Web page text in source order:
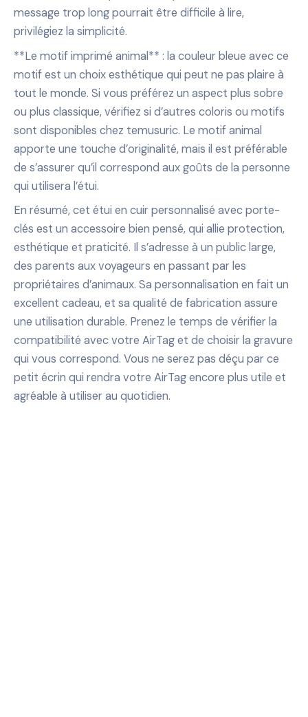
message trop long pourrait être difficile à lire,
privilégiez la simplicité.
**Le motif imprimé animal** : la couleur bleue avec ce
motif est un choix esthétique qui peut ne pas plaire à
tout le monde. Si vous préférez un aspect plus sobre
ou plus classique, vérifiez si d’autres coloris ou motifs
sont disponibles chez temusuric. Le motif animal
apporte une touche d’originalité, mais il est préférable
de s’assurer qu’il correspond aux goûts de la personne
qui utilisera l’étui.
En résumé, cet étui en cuir personnalisé avec porte-
clés est un accessoire bien pensé, qui allie protection,
esthétique et praticité. Il s’adresse à un public large,
des parents aux voyageurs en passant par les
propriétaires d’animaux. Sa personnalisation en fait un
excellent cadeau, et sa qualité de fabrication assure
une utilisation durable. Prenez le temps de vérifier la
compatibilité avec votre AirTag et de choisir la gravure
qui vous correspond. Vous ne serez pas déçu par ce
petit écrin qui rendra votre AirTag encore plus utile et
agréable à utiliser au quotidien.